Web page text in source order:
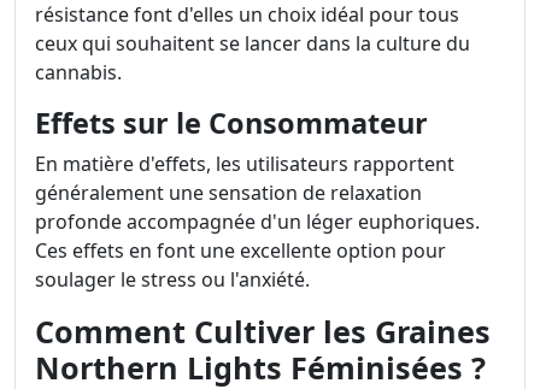
résistance font d'elles un choix idéal pour tous
ceux qui souhaitent se lancer dans la culture du
cannabis.
Effets sur le Consommateur
En matière d'effets, les utilisateurs rapportent
généralement une sensation de relaxation
profonde accompagnée d'un léger euphoriques.
Ces effets en font une excellente option pour
soulager le stress ou l'anxiété.
Comment Cultiver les Graines
Northern Lights Féminisées ?